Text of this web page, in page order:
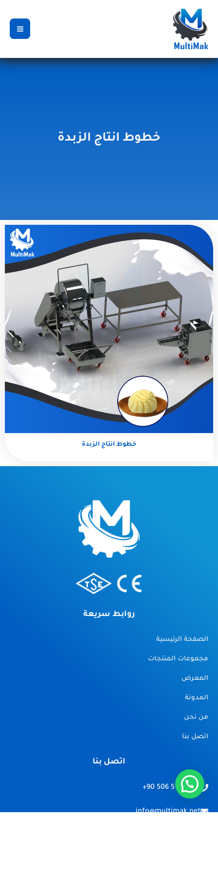
المحتوى
خطوط انتاج الزبدة
خطوط انتاج الزبدة
روابط سريعة
الصفحة الرئيسية
مجموعات المنتجات
المعرض
المدونة
من نحن
اتصل بنا
اتصل بنا
+90 506 516 74 55
info@multimak.net